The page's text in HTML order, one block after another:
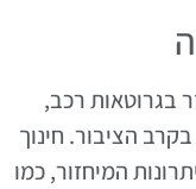
בגרוטאות רכב,
הציבור. חינוך
המיחזור, כמו